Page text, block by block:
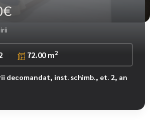
72.00 m2
decomandat, inst. schimb., et. 2, an